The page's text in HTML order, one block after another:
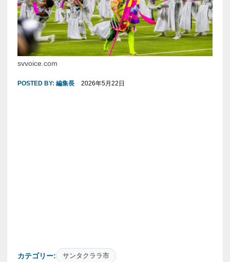
svvoice.com
POSTED BY: 編集長 2026年5月22日
カテゴリー: サンタクララ市